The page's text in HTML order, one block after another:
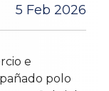
5 Feb 2026
e
polo